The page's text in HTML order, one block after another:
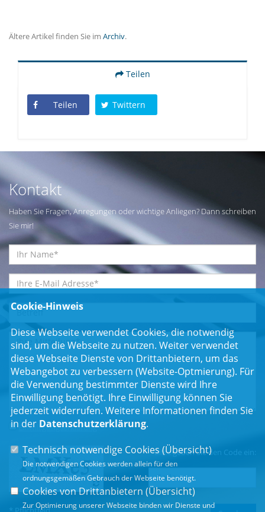
Ältere Artikel finden Sie im Archiv.
Teilen
Teilen Twittern
Kontakt
Haben Sie Fragen, Anregungen oder wichtige Anliegen? Dann schreiben
Sie mir!
Einwilligungserklärung*
Bitte geben Sie den Code ein:
Cookie-Hinweis
Diese Webseite verwendet Cookies, die notwendig
sind, um die Webseite zu nutzen. Weiter verwendet
diese Webseite Dienste von Drittanbietern, um das
Webangebot zu verbessern (Website-Optmierung). Für
die Verwendung bestimmter Dienste wird Ihre
Einwilligung benötigt. Ihre Einwilligung können Sie
jederzeit widerrufen. Weitere Informationen finden Sie
in der Datenschutzerklärung.
Technisch notwendige Cookies (Übersicht)
Die notwendigen Cookies werden allein für den
ordnungsgemäßen Gebrauch der Webseite benötigt.
Cookies von Drittanbietern (Übersicht)
Zur Optimierung unserer Webseite binden wir Dienste und